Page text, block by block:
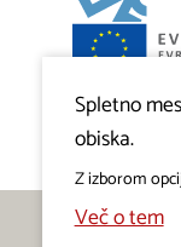
Deli
Projekt Visitkras.
Slovenija in
regionalni razvoj.
Spletno
obiska.
Z izborom
Več o tem